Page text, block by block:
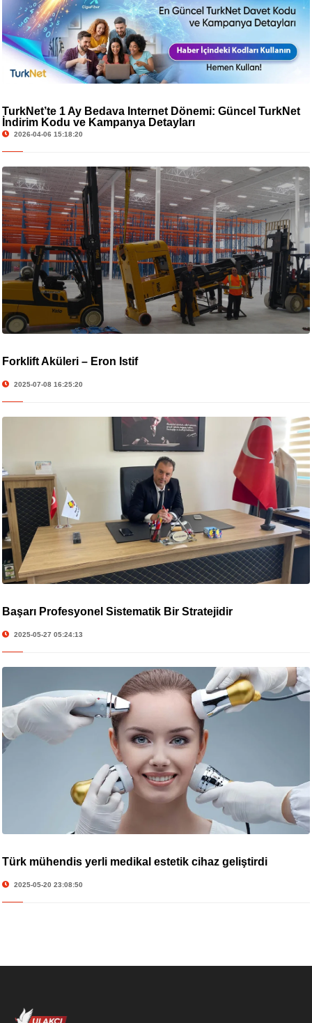
TurkNet’te 1 Ay Bedava İnternet Dönemi: Güncel TurkNet
İndirim Kodu ve Kampanya Detayları
2026-04-06 15:18:20
Forklift Aküleri – Eron İstif
2025-07-08 16:25:20
Başarı Profesyonel Sistematik Bir Stratejidir
2025-05-27 05:24:13
Türk mühendis yerli medikal estetik cihaz geliştirdi
2025-05-20 23:08:50